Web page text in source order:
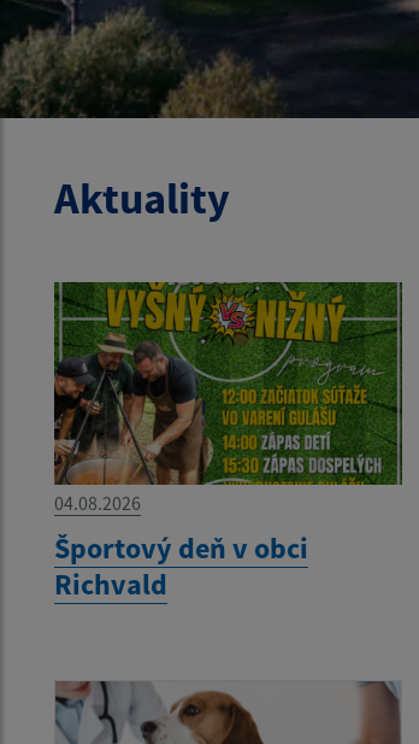
Aktuality
04.08.2026
Športový deň v obci
Richvald